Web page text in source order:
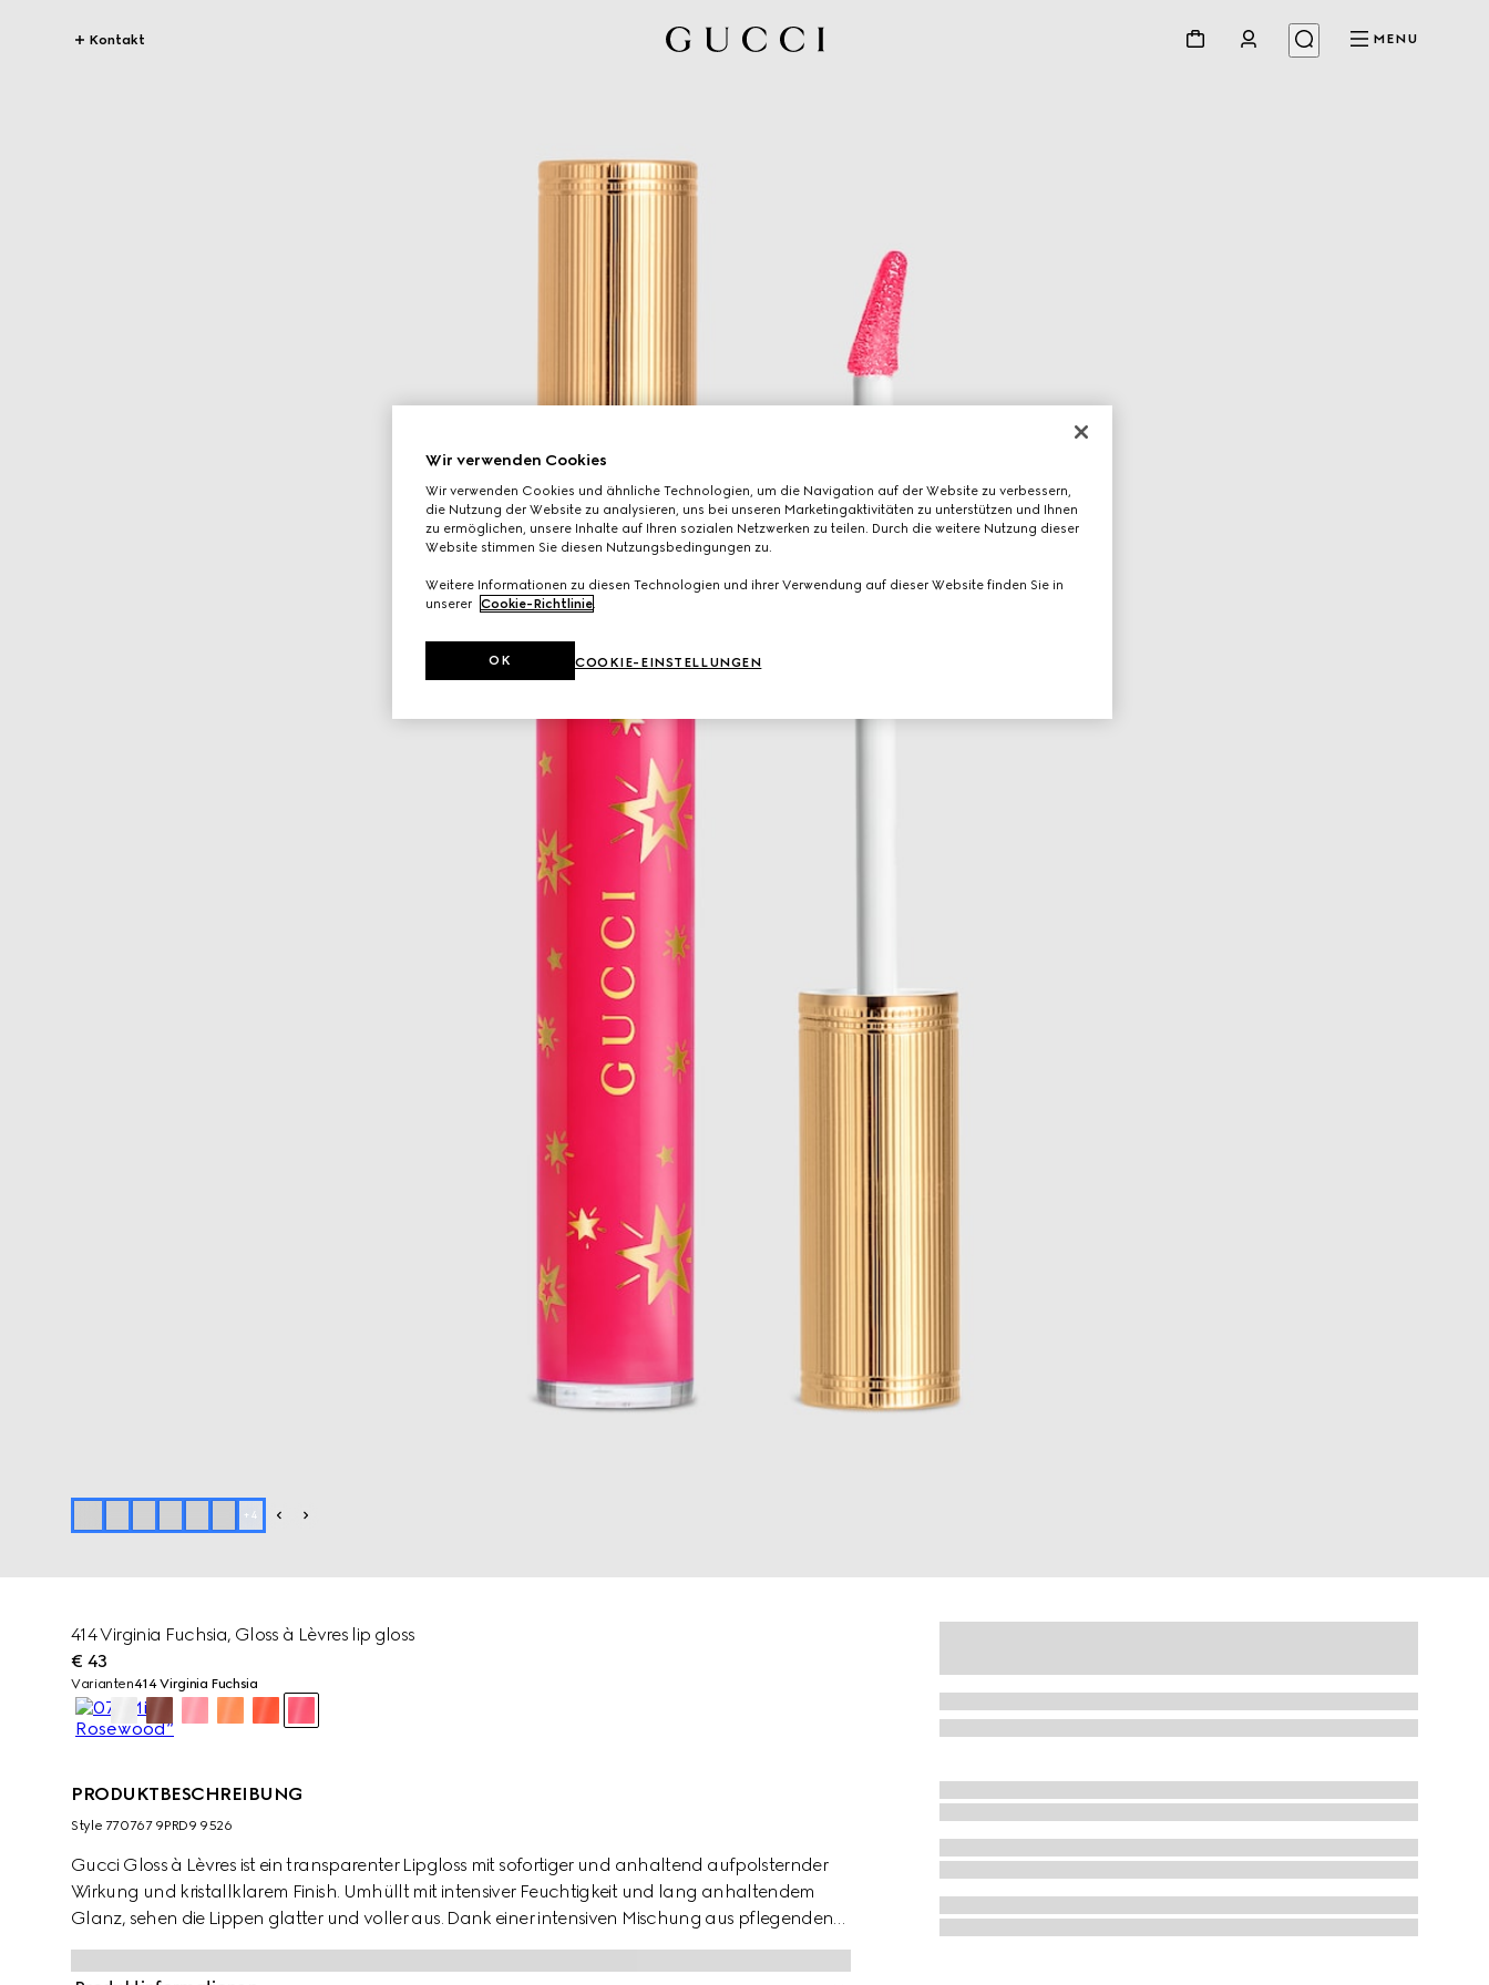
Kontakt MENU
+ 4
414 Virginia Fuchsia, Gloss à Lèvres lip gloss
€ 43
Varianten414 Virginia Fuchsia
PRODUKTBESCHREIBUNG
Style ‎770767 9PRD9 9526
Gucci Gloss à Lèvres ist ein transparenter Lipgloss mit sofortiger und anhaltend aufpolsternder
Wirkung und kristallklarem Finish. Umhüllt mit intensiver Feuchtigkeit und lang anhaltendem
Glanz, sehen die Lippen glatter und voller aus. Dank einer intensiven Mischung aus pflegenden
und aufpolsternden Inhaltsstoffen versorgt Gucci Gloss à Lèvres die Lippen bis zu 8 Stunden
lang mit Feuchtigkeit. Das Geheimnis liegt in der Kombination der Extrakte von Ingwerwurzel und
Wir verwenden Cookies
Wir verwenden Cookies und ähnliche Technologien, um die Navigation auf der Website zu verbessern,
die Nutzung der Website zu analysieren, uns bei unseren Marketingaktivitäten zu unterstützen und Ihnen
zu ermöglichen, unsere Inhalte auf Ihren sozialen Netzwerken zu teilen. Durch die weitere Nutzung dieser
Website stimmen Sie diesen Nutzungsbedingungen zu.
Weitere Informationen zu diesen Technologien und ihrer Verwendung auf dieser Website finden Sie in
unserer Cookie-Richtlinie.
COOKIE-EINSTELLUNGEN
OK